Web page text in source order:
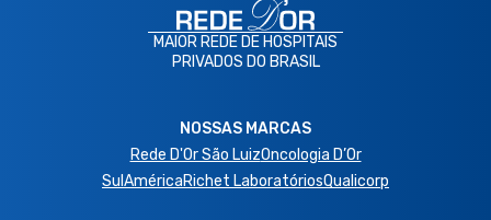
MAIOR REDE DE HOSPITAIS
PRIVADOS DO BRASIL
NOSSAS MARCAS
Rede D'Or São LuizOncologia D’Or
SulAméricaRichet LaboratóriosQualicorp